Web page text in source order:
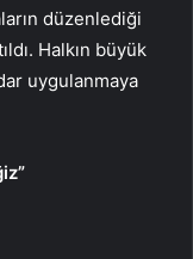
düzenlediği
Halkın büyük
uygulanmaya